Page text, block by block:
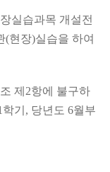
실습과목 개설전
(현장)실습을 하여
조 제 2항에 불구하
학기 , 당년도 6월부